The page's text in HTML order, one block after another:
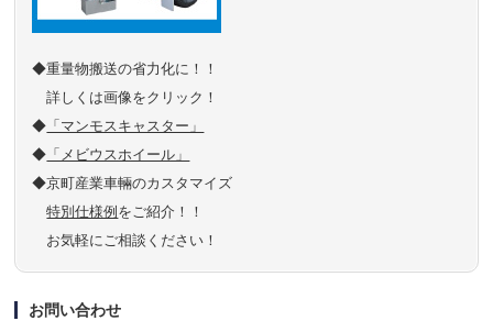
◆重量物搬送の省力化に！！
詳しくは画像をクリック！
◆ 「マンモスキャスター」
◆ 「メビウスホイール」
◆京町産業車輛のカスタマイズ
特別仕様例 をご紹介！！
お気軽にご相談ください！
お問い合わせ